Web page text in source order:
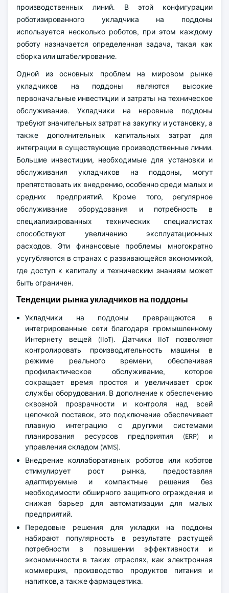
производственных линий. В этой конфигурации
роботизированного укладчика на поддоны
используется несколько роботов, при этом каждому
роботу назначается определенная задача, такая как
сборка или штабелирование.
Одной из основных проблем на мировом рынке
укладчиков на поддоны являются высокие
первоначальные инвестиции и затраты на техническое
обслуживание. Укладчики на неровные поддоны
требуют значительных затрат на закупку и установку, а
также дополнительных капитальных затрат для
интеграции в существующие производственные линии.
Большие инвестиции, необходимые для установки и
обслуживания укладчиков на поддоны, могут
препятствовать их внедрению, особенно среди малых и
средних предприятий. Кроме того, регулярное
обслуживание оборудования и потребность в
специализированных технических специалистах
способствуют увеличению эксплуатационных
расходов. Эти финансовые проблемы многократно
усугубляются в странах с развивающейся экономикой,
где доступ к капиталу и техническим знаниям может
быть ограничен.
Тенденции рынка укладчиков на поддоны
Укладчики на поддоны превращаются в
интегрированные сети благодаря промышленному
Интернету вещей (IIoT). Датчики IIoT позволяют
контролировать производительность машины в
режиме реального времени, обеспечивая
профилактическое обслуживание, которое
сокращает время простоя и увеличивает срок
службы оборудования. В дополнение к обеспечению
сквозной прозрачности и контроля над всей
цепочкой поставок, это подключение обеспечивает
плавную интеграцию с другими системами
планирования ресурсов предприятия (ERP) и
управления складом (WMS).
Внедрение коллаборативных роботов или коботов
стимулирует рост рынка, предоставляя
адаптируемые и компактные решения без
необходимости обширного защитного ограждения и
снижая барьер для автоматизации для малых
предприятий.
Передовые решения для укладки на поддоны
набирают популярность в результате растущей
потребности в повышении эффективности и
экономичности в таких отраслях, как электронная
коммерция, производство продуктов питания и
напитков, а также фармацевтика.